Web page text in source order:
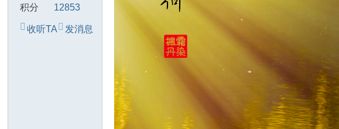
积分 12853
收听TA 发消息